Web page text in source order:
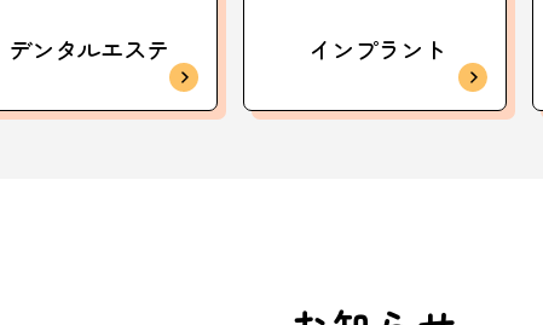
デンタルエステ インプラント